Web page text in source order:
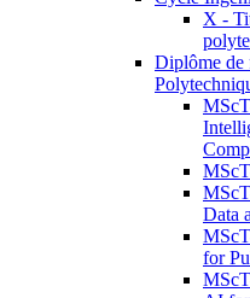
X -
Diplôme de
Data
for